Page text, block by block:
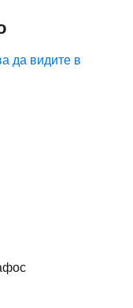
да видите в